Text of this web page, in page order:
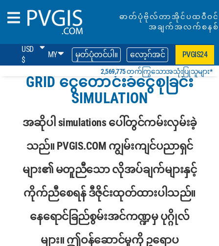
ဓာတ်ပုံဗိုလ်တာအိုင်ပထဝီဝင်
အချက်အလက်စနစ်
USD
$
MY မှတ်ပုံတင်ပါ။ လော့ဂ်အင် PVGIS24
2,569,775 တက်ကြွသောအသုံးပြုသူများ*
GRID ငွေတောင်းခံငွေစုခြင်း
SIMULATION
အဆိုပါ simulations ပေါ်တွင်ကမ်းလှမ်းခဲ့
သည်။ PVGIS.COM ကျွမ်းကျင်ပညာရှင်
များ၏ မတူညီသော လိုအပ်ချက်များနှင့်
ကိုက်ညီစေရန် ဒီဇိုင်းထုတ်ထားပါသည်။
နေရောင်ခြည်စွမ်းအင်ကဏ္ဍမှ ပုဂ္ဂိုလ်
များ။ ဤဝန်ဆောင်မှုကို ဥရောပ